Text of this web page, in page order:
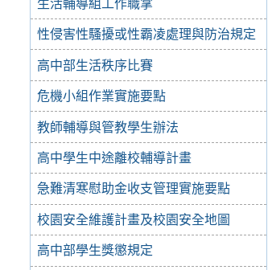
生活輔導組工作職掌
性侵害性騷擾或性霸凌處理與防治規定
高中部生活秩序比賽
危機小組作業實施要點
教師輔導與管教學生辦法
高中學生中途離校輔導計畫
急難清寒慰助金收支管理實施要點
校園安全維護計畫及校園安全地圖
高中部學生獎懲規定